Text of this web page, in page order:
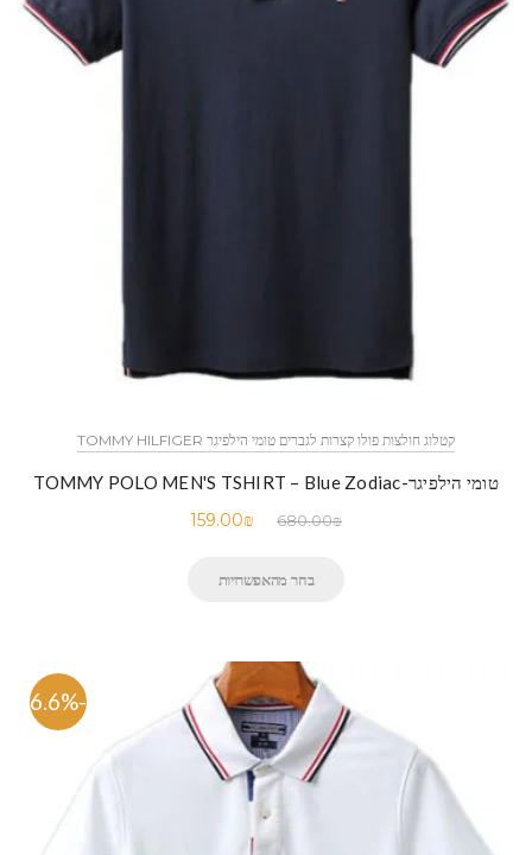
קטלוג חולצות פולו קצרות לגברים טומי הילפיגר TOMMY HILFIGER
טומי הילפיגר-TOMMY POLO MEN'S TSHIRT – Blue Zodiac
680.00₪
159.00₪
בחר מהאפשרויות
-76.6%